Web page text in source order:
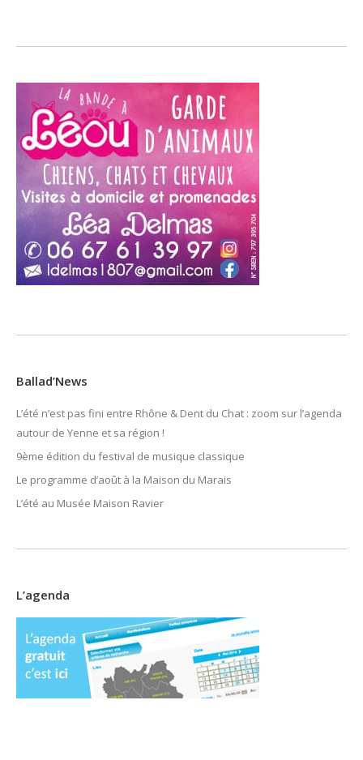
Ballad’News
L’été n’est pas fini entre Rhône & Dent du Chat : zoom sur l’agenda
autour de Yenne et sa région !
9ème édition du festival de musique classique
Le programme d’août à la Maison du Marais
L’été au Musée Maison Ravier
L’agenda